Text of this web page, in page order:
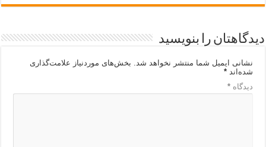
دیدگاهتان را بنویسید
نشانی ایمیل شما منتشر نخواهد شد. بخش‌های موردنیاز علامت‌گذاری
شده‌اند*
دیدگاه*